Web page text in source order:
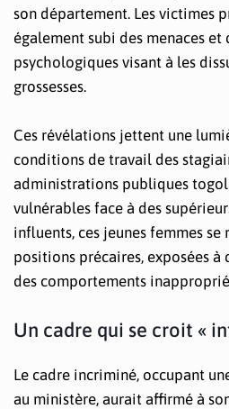
son département. Les victimes
également subi des menaces et
psychologiques visant à les
grossesses.
Ces révélations jettent une
conditions de travail des
administrations publiques
vulnérables face à des
influents, ces jeunes femmes se
positions précaires, exposées à
des comportements
Un cadre qui se croit «
Le cadre incriminé, occupant
au ministère, aurait affirmé à